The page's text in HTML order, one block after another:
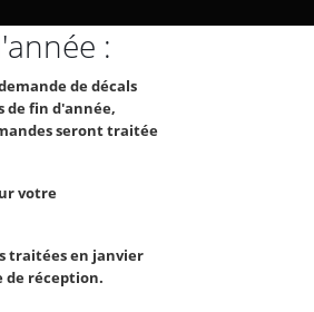
:
de décals
de fin d'année,
seront traitée
votre
traitées en janvier
de réception.